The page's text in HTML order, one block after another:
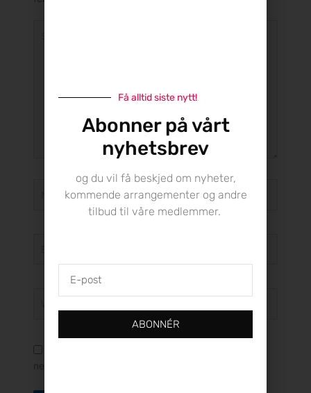
Webside
nettleseren for neste gang jeg kommenterer.
Få alltid siste nytt!
Abonner på vårt
nyhetsbrev
og du vil få beskjed om nyheter,
kommende arrangementer og andre
tilbud til våre medlemmer.
ABONNÉR